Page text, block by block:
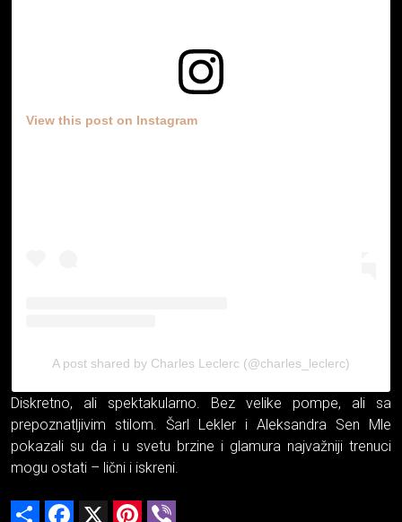
View this post on Instagram
A post shared by Charles Leclerc (@charles_leclerc)
Diskretno, ali spektakularno. Bez velike pompe, ali sa
prepoznatljivim stilom. Šarl Lekler i Aleksandra Sen Mle
pokazali su da i u svetu brzine i glamura najvažniji trenuci
mogu ostati – lični i iskreni.
Share Facebook Pinterest